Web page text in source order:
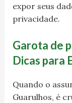
expor seus
privacidade.
Garota de
Dicas para
Quando o
Guarulhos, é